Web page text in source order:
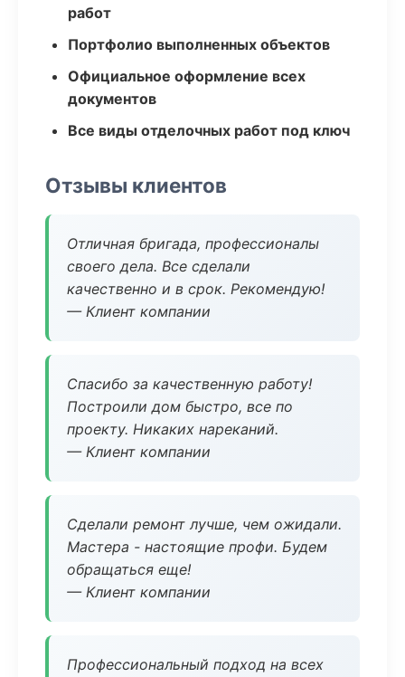
работ
Портфолио выполненных объектов
Официальное оформление всех
документов
Все виды отделочных работ под ключ
Отзывы клиентов
Отличная бригада, профессионалы
своего дела. Все сделали
качественно и в срок. Рекомендую!
— Клиент компании
Спасибо за качественную работу!
Построили дом быстро, все по
проекту. Никаких нареканий.
— Клиент компании
Сделали ремонт лучше, чем ожидали.
Мастера - настоящие профи. Будем
обращаться еще!
— Клиент компании
Профессиональный подход на всех